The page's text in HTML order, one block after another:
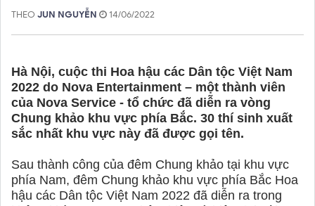
THEO JUN NGUYỄN 14/06/2022
Hà Nội, cuộc thi Hoa hậu các Dân tộc Việt Nam
2022 do Nova Entertainment – một thành viên
của Nova Service - tổ chức đã diễn ra vòng
Chung khảo khu vực phía Bắc. 30 thí sinh xuất
sắc nhất khu vực này đã được gọi tên.
Sau thành công của đêm Chung khảo tại khu vực
phía Nam, đêm Chung khảo khu vực phía Bắc Hoa
hậu các Dân tộc Việt Nam 2022 đã diễn ra trong